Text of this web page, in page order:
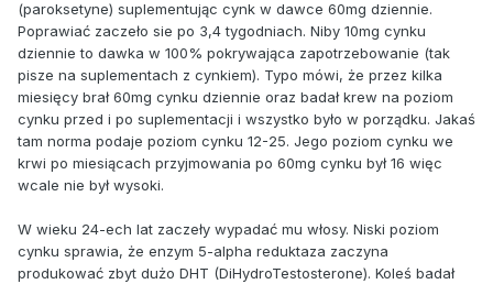
(paroksetyne) suplementując cynk w dawce 60mg dziennie.
Poprawiać zaczeło sie po 3,4 tygodniach. Niby 10mg cynku
dziennie to dawka w 100% pokrywająca zapotrzebowanie (tak
pisze na suplementach z cynkiem). Typo mówi, że przez kilka
miesięcy brał 60mg cynku dziennie oraz badał krew na poziom
cynku przed i po suplementacji i wszystko było w porządku. Jakaś
tam norma podaje poziom cynku 12-25. Jego poziom cynku we
krwi po miesiącach przyjmowania po 60mg cynku był 16 więc
wcale nie był wysoki.
W wieku 24-ech lat zaczeły wypadać mu włosy. Niski poziom
cynku sprawia, że enzym 5-alpha reduktaza zaczyna
produkować zbyt dużo DHT (DiHydroTestosterone). Koleś badał